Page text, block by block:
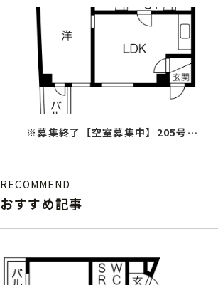
※募集終了【空室募集中】205号室
RECOMMEND
おすすめ記事